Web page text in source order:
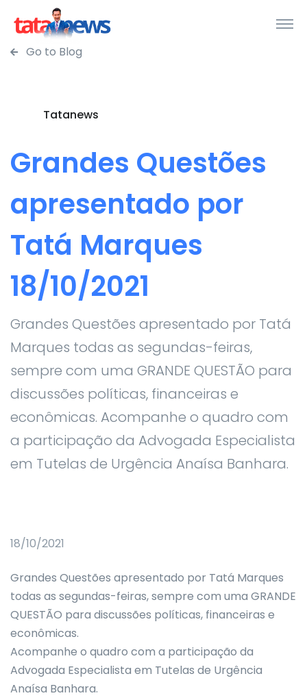
Go to Blog
Tatanews
Grandes Questões
apresentado por
Tatá Marques
18/10/2021
Grandes Questões apresentado por Tatá
Marques todas as segundas-feiras,
sempre com uma GRANDE QUESTÃO para
discussões políticas, financeiras e
econômicas. Acompanhe o quadro com
a participação da Advogada Especialista
em Tutelas de Urgência Anaísa Banhara.
18/10/2021
Grandes Questões apresentado por Tatá Marques
todas as segundas-feiras, sempre com uma GRANDE
QUESTÃO para discussões políticas, financeiras e
econômicas.
Acompanhe o quadro com a participação da
Advogada Especialista em Tutelas de Urgência
Anaísa Banhara.